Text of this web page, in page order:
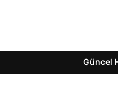
Güncel